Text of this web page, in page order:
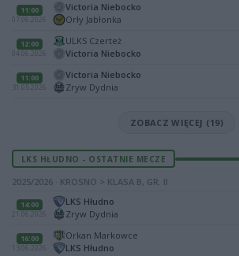
11:00
07.06.2026
Victoria Niebocko
Orły Jabłonka
12:00
04.06.2026
ULKS Czerteż
Victoria Niebocko
11:00
31.05.2026
Victoria Niebocko
Zryw Dydnia
ZOBACZ WIĘCEJ (19)
LKS HŁUDNO - OSTATNIE MECZE
2025/2026 · KROSNO > KLASA B, GR. II
14:00
21.06.2026
LKS Hłudno
Zryw Dydnia
16:00
13.06.2026
Orkan Markowce
LKS Hłudno